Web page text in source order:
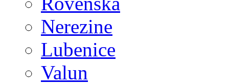
Nerezine
Lubenice
Valun